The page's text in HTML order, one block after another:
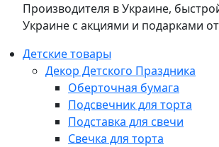
Производителя в Украине,
Украине с акциями и подарками
Детские товары
Декор Детского Праздника
Оберточная бумага
Подсвечник для торта
Подставка для свечи
Свечка для торта